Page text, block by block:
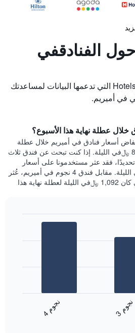
الفنادقفي
استخدم نصائح HotelsCombined التي تدعمها البيانات لمساعدتك
في أميريم.
عطلة نهاية هذا الأسبوع؟
انخفاض أسعار فنادق في أميريم خلال عطلة
نهاية هذا الأسبوع تصل إلى 864 ﷼في الليلة. إذا كنت تبحث عن فندق ثلاث
فقد عثر مستخدمونا على أسعار
منخفضة تصل إلى 864 ﷼ في الليلة. مقابل فندق 4 نجوم في أميريم، عُثر
مؤخرًا على أرخص سعر والذي كان 1,092 ﷼في الليلة لعطلة نهاية هذا
3نج
وم 4نج
وم